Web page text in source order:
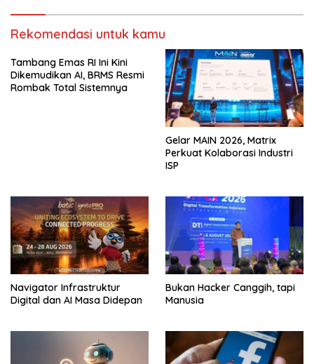
Rekomendasi untuk kamu
Tambang Emas RI Ini Kini
Dikemudikan AI, BRMS Resmi
Rombak Total Sistemnya
Gelar MAIN 2026, Matrix
Perkuat Kolaborasi Industri
ISP
Navigator Infrastruktur
Digital dan AI Masa Didepan
Bukan Hacker Canggih, tapi
Manusia